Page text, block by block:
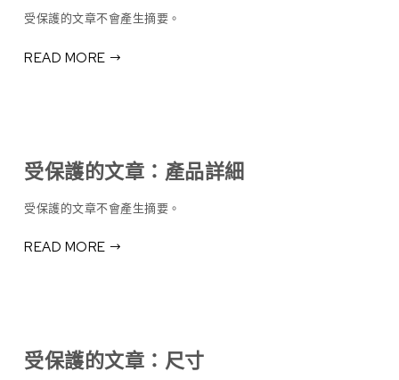
受保護的文章不會產生摘要。
READ MORE
受保護的文章：產品詳細
受保護的文章不會產生摘要。
READ MORE
受保護的文章：尺寸